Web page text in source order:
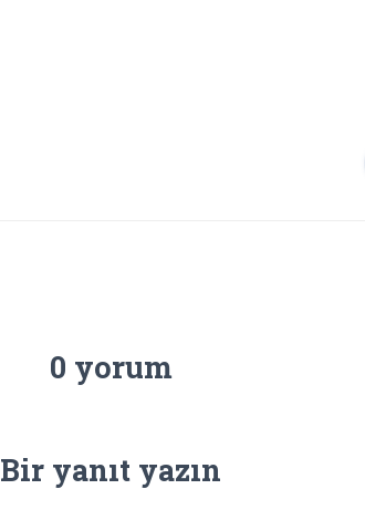
0 yorum
Bir yanıt yazın